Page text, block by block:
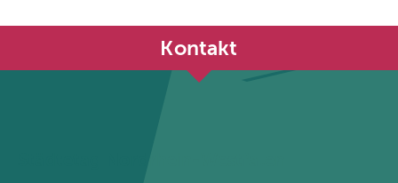
Kontakt